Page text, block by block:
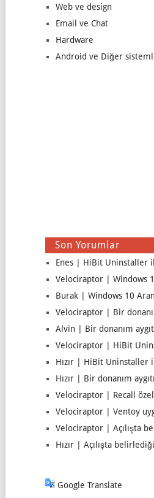
Web ve design
Email ve Chat
Hardware
Android ve Diğer
Son Yorumlar
Enes | HiBit Uninstaller
Velociraptor | Windows
Burak | Windows 10
Velociraptor | Bir
Alvin | Bir donanım
Velociraptor | HiBit
Hızır | HiBit Uninstaller
Hızır | Bir donanım
Velociraptor | Recall
Velociraptor | Ventoy
Velociraptor | Açılışta
Hızır | Açılışta
Google Translate